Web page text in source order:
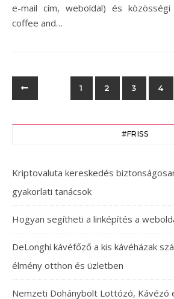
e-mail cím, weboldal) és
coffee and…
1 2 3 4
#FRISS
Kriptovaluta kereskedés
gyakorlati tanácsok
Hogyan segítheti a linképítés a
DeLonghi kávéfőző a kis kávéházak
élmény otthon és üzletben
Nemzeti Dohánybolt Lottózó, Kávézó